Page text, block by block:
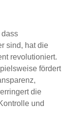
dass
sind, hat die
revolutioniert.
fördert
die
und